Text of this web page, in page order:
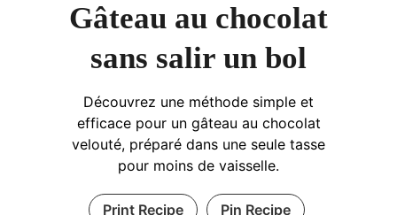
Gâteau au chocolat
sans salir un bol
Découvrez une méthode simple et
efficace pour un gâteau au chocolat
velouté, préparé dans une seule tasse
pour moins de vaisselle.
Print Recipe Pin Recipe